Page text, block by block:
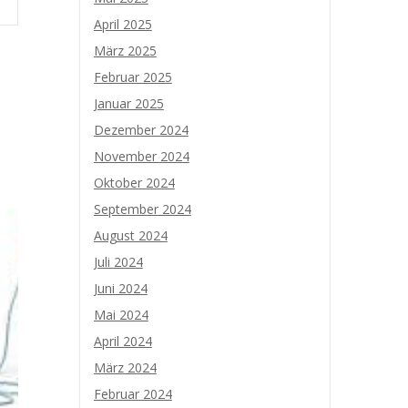
April 2025
März 2025
Februar 2025
Januar 2025
Dezember 2024
November 2024
Oktober 2024
September 2024
August 2024
Juli 2024
Juni 2024
Mai 2024
April 2024
März 2024
Februar 2024